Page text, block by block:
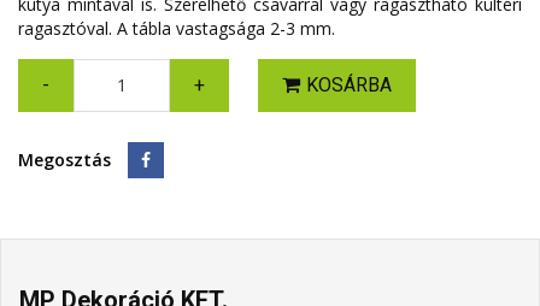
ragasztóval. A tábla vastagsága 2-3 mm.
- + KOSÁRBA
Megosztás
MP Dekoráció KFT.